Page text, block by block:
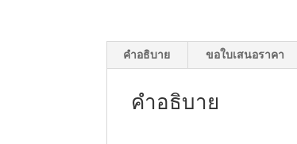
คำอธิบาย ขอใบเสนอราคา
คำอธิบาย